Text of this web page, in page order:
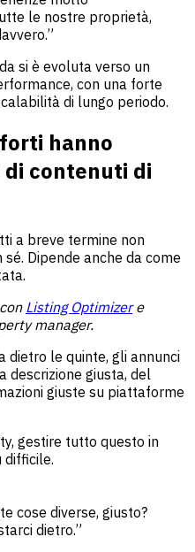
le nostre proprietà,
si è evoluta verso un
con una forte
di lungo periodo.
hanno
di contenuti di
a breve termine non
Dipende anche da come
Listing Optimizere
manager.
dietro le quinte, gli annunci
descrizione giusta, del
giuste su piattaforme
gestire tutto questo in
difficile.
cose diverse, giusto?
dietro.”